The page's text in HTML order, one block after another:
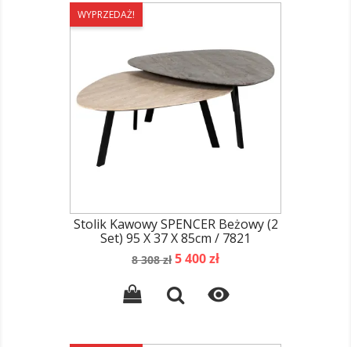
WYPRZEDAŻ!
Stolik Kawowy SPENCER Beżowy (2
Set) 95 X 37 X 85cm / 7821
Cena
8 308 zł Cena
5 400 zł
